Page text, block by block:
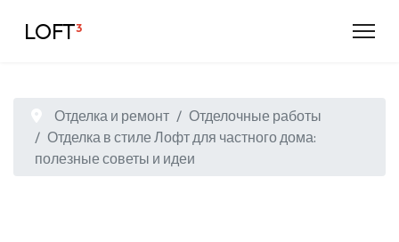
LOFT³
Отделка и ремонт
Отделочные работы
Отделка в стиле Лофт для частного дома:
полезные советы и идеи